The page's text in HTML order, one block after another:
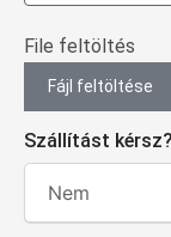
File feltöltés
Fájl feltöltése
Szállítást kérsz?